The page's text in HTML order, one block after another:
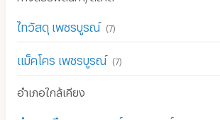
ไทวัสดุ เพชรบูรณ์ (7)
แม็คโคร เพชรบูรณ์ (7)
อำเภอใกล้เคียง